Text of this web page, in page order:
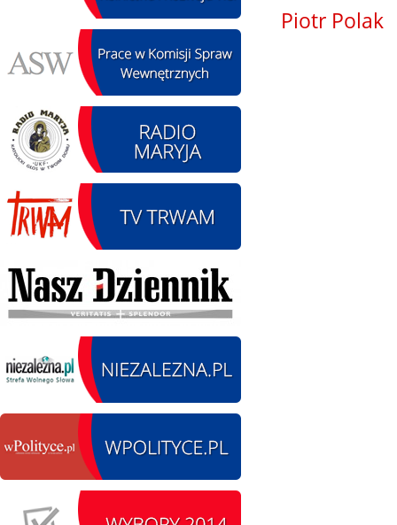
SIERPIEŃ
11
11.08.2026 r. -
Popisanie unowy z
firmą Boenig. Łódź
czytaj więcej
SIERPIEŃ
12
Oddanie drogi.
czytaj więcej
13
Pojazdów
zabytkowych. Wieluń
Ożarów
czytaj więcej
14.08.2026 r. - Dzień
Piotr Polak